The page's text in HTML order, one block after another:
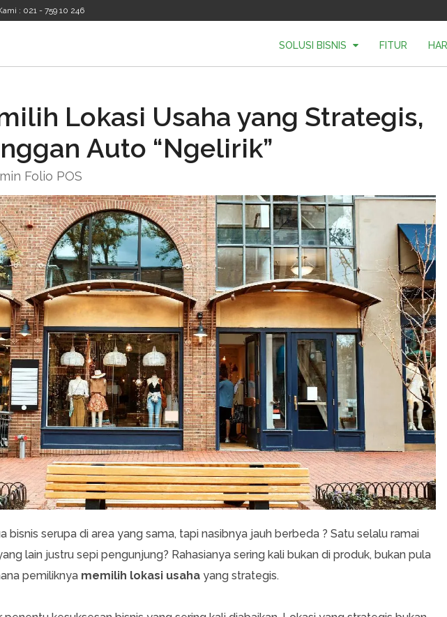
: 021 - 759 10 246
SOLUSI BISNIS FITUR
Lokasi Usaha yang Strategis,
Auto “Ngelirik”
Folio POS
bisnis serupa di area yang sama, tapi nasibnya jauh berbeda ? Satu selalu ramai
lain justru sepi pengunjung? Rahasianya sering kali bukan di produk, bukan pula
pemiliknya memilih lokasi usaha yang strategis.